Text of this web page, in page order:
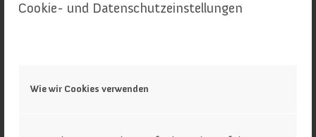
Cookie- und Datenschutzeinstellungen
Wie wir Cookies verwenden